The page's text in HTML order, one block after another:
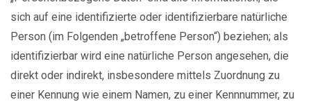
sich auf eine identifizierte oder identifizierbare natürliche
Person (im Folgenden „betroffene Person“) beziehen; als
identifizierbar wird eine natürliche Person angesehen, die
direkt oder indirekt, insbesondere mittels Zuordnung zu
einer Kennung wie einem Namen, zu einer Kennnummer, zu